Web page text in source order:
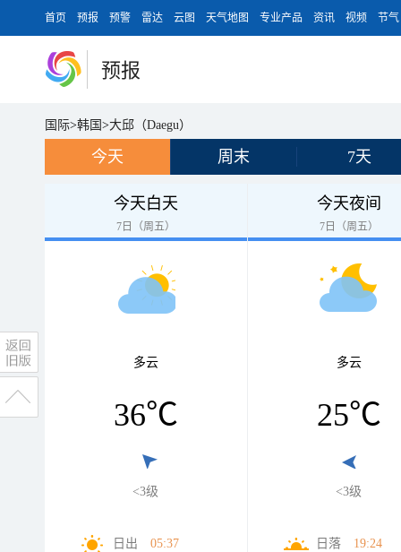
首页 预报 预警 雷达 云图 天气地图 专业产品 资讯 视频 节气
预报
国际>韩国 >大邱（Daegu）
今天 周末 7天
今天白天
7日（周五）
多云
36℃
<3级
日出 05:37
今天夜间
7日（周五）
多云
25℃
<3级
日落 19:24